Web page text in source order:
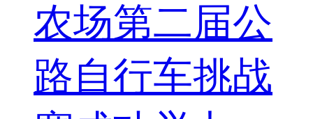
农场第二届公
路自行车挑战